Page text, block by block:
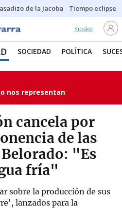
de la Jacoba Tiempo eclipse
Kiosko
SOCIEDAD POLÍTICA
nos representan
cancela por
de las
"Es
fría"
sobre la producción de sus
lanzados para la